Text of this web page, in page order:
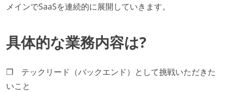
メインでSaaSを連続的に展開していきます。
具体的な業務内容は?
❐ テックリード（バックエンド）として挑戦いただきた
いこと